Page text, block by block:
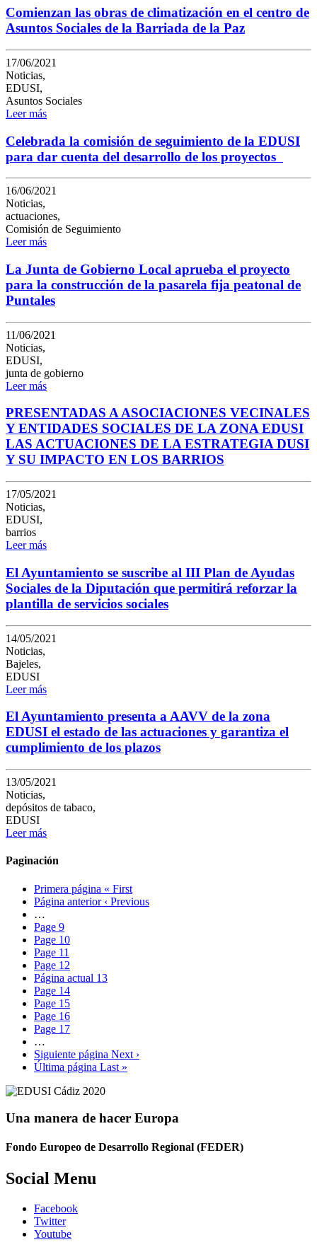
Comienzan las obras de climatización en el centro de
Asuntos Sociales de la Barriada de la Paz
17/06/2021
Noticias,
EDUSI,
Asuntos Sociales
Leer más
Celebrada la comisión de seguimiento de la EDUSI
para dar cuenta del desarrollo de los proyectos
16/06/2021
Noticias,
actuaciones,
Comisión de Seguimiento
Leer más
La Junta de Gobierno Local aprueba el proyecto
para la construcción de la pasarela fija peatonal de
Puntales
11/06/2021
Noticias,
EDUSI,
junta de gobierno
Leer más
PRESENTADAS A ASOCIACIONES VECINALES
Y ENTIDADES SOCIALES DE LA ZONA EDUSI
LAS ACTUACIONES DE LA ESTRATEGIA DUSI
Y SU IMPACTO EN LOS BARRIOS
17/05/2021
Noticias,
EDUSI,
barrios
Leer más
El Ayuntamiento se suscribe al III Plan de Ayudas
Sociales de la Diputación que permitirá reforzar la
plantilla de servicios sociales
14/05/2021
Noticias,
Bajeles,
EDUSI
Leer más
El Ayuntamiento presenta a AAVV de la zona
EDUSI el estado de las actuaciones y garantiza el
cumplimiento de los plazos
13/05/2021
Noticias,
depósitos de tabaco,
EDUSI
Leer más
Paginación
Primera página « First
Página anterior ‹ Previous
…
Page 9
Page 10
Page 11
Page 12
Página actual 13
Page 14
Page 15
Page 16
Page 17
…
Siguiente página Next ›
Última página Last »
Una manera de hacer Europa
Fondo Europeo de Desarrollo Regional (FEDER)
Social Menu
Facebook
Twitter
Youtube